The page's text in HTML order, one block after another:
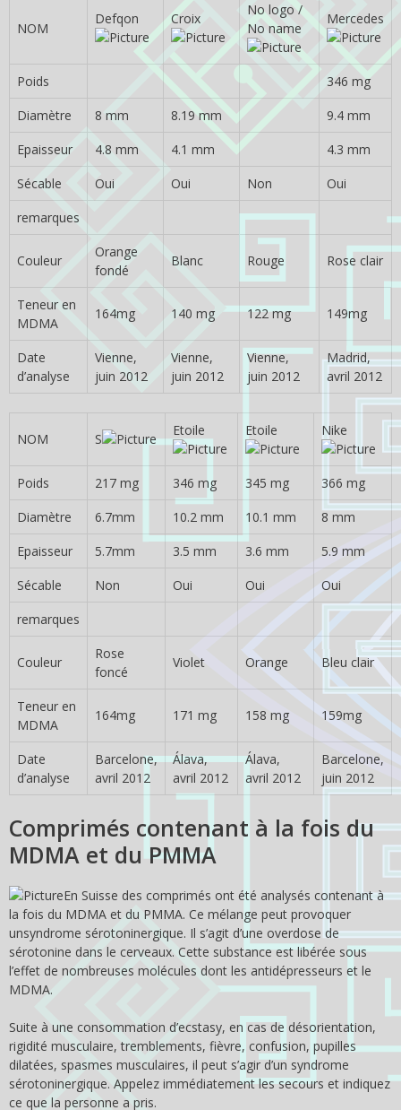
NOM
Defqon Croix
No logo /
No name
Mercedes
Poids
346 mg
Diamètre
8 mm 8.19 mm
9.4 mm
Epaisseur
4.8 mm 4.1 mm
4.3 mm
Sécable
Oui Oui Non
Oui
remarques
Couleur
Orange
fondé
Blanc Rouge Rose clair
Teneur en
MDMA
164mg 140 mg 122 mg 149mg
Date
d’analyse
Vienne,
juin 2012
Vienne,
juin 2012
Vienne,
juin 2012
Madrid,
avril 2012
NOM S
Etoile Etoile Nike
Poids 217 mg 346 mg 345 mg
366 mg
Diamètre
6.7mm 10.2 mm 10.1 mm
8 mm
Epaisseur
5.7mm 3.5 mm 3.6 mm
5.9 mm
Sécable
Non Oui Oui
Oui
remarques
Couleur
Rose
foncé
Violet Orange Bleu clair
Teneur en
MDMA
164mg 171 mg 158 mg 159mg
Date
d’analyse
Barcelone,
avril 2012
Álava,
avril 2012
Álava,
avril 2012
Barcelone,
juin 2012
Comprimés contenant à la fois du
MDMA et du PMMA
En Suisse des comprimés ont été analysés contenant à
la fois du MDMA et du PMMA. Ce mélange peut provoquer
unsyndrome sérotoninergique. Il s’agit d’une overdose de
sérotonine dans le cerveaux. Cette substance est libérée sous
l’effet de nombreuses molécules dont les antidépresseurs et le
MDMA.
Suite à une consommation d’ecstasy, en cas de désorientation,
rigidité musculaire, tremblements, fièvre, confusion, pupilles
dilatées, spasmes musculaires, il peut s’agir d’un syndrome
sérotoninergique. Appelez immédiatement les secours et indiquez
ce que la personne a pris.